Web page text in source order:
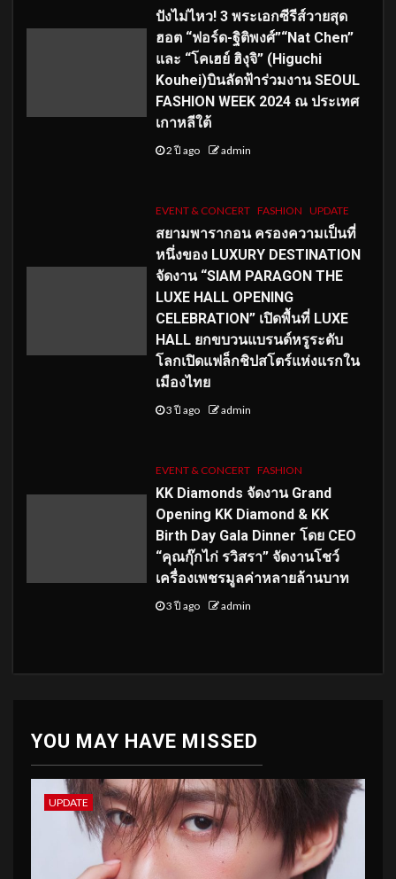
ปังไม่ไหว! 3 พระเอกซีรีส์วายสุด
ฮอต “ฟอร์ด-ฐิติพงศ์”“Nat Chen”
และ “โคเฮย์ ฮิงุจิ” (Higuchi
Kouhei)บินลัดฟ้าร่วมงาน SEOUL
FASHION WEEK 2024 ณ ประเทศ
เกาหลีใต้
2 ปี ago admin
EVENT & CONCERT FASHION UPDATE
สยามพารากอน ครองความเป็นที่
หนึ่งของ LUXURY DESTINATION
จัดงาน “SIAM PARAGON THE
LUXE HALL OPENING
CELEBRATION” เปิดพื้นที่ LUXE
HALL ยกขบวนแบรนด์หรูระดับ
โลกเปิดแฟล็กชิปสโตร์แห่งแรกใน
เมืองไทย
3 ปี ago admin
EVENT & CONCERT FASHION
KK Diamonds จัดงาน Grand
Opening KK Diamond & KK
Birth Day Gala Dinner โดย CEO
“คุณกุ๊กไก่ รวิสรา” จัดงานโชว์
เครื่องเพชรมูลค่าหลายล้านบาท
3 ปี ago admin
YOU MAY HAVE MISSED
UPDATE